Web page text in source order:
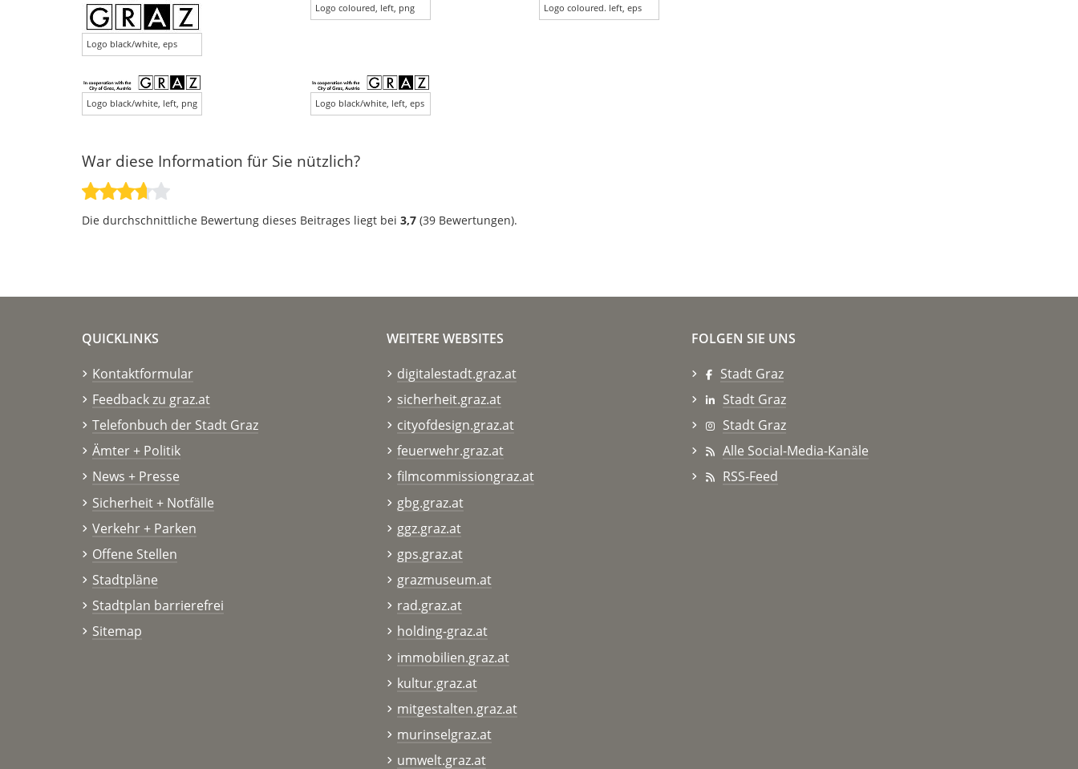
Logo black/white, eps
Logo coloured, left, png Logo coloured. left, eps
Logo black/white, left, png Logo black/white, left, eps
War diese Information für Sie nützlich?
Die durchschnittliche Bewertung dieses Beitrages liegt bei 3,7 (39 Bewertungen).
QUICKLINKS
Kontaktformular
Feedback zu graz.at
Telefonbuch der Stadt Graz
Ämter + Politik
News + Presse
Sicherheit + Notfälle
Verkehr + Parken
Offene Stellen
Stadtpläne
Stadtplan barrierefrei
Sitemap
WEITERE WEBSITES
digitalestadt.graz.at
sicherheit.graz.at
cityofdesign.graz.at
feuerwehr.graz.at
filmcommissiongraz.at
gbg.graz.at
ggz.graz.at
gps.graz.at
grazmuseum.at
rad.graz.at
holding-graz.at
immobilien.graz.at
kultur.graz.at
mitgestalten.graz.at
murinselgraz.at
umwelt.graz.at
FOLGEN SIE UNS
Stadt Graz
Stadt Graz
Stadt Graz
Alle Social-Media-Kanäle
RSS-Feed